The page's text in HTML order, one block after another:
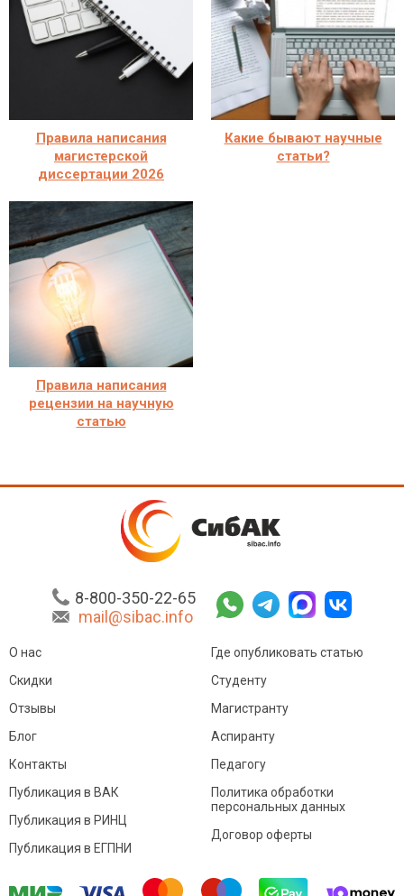
Правила написания
магистерской
диссертации 2026
Какие бывают научные
статьи?
Правила написания
рецензии на научную
статью
8-800-350-22-65
mail@sibac.info
О нас
Скидки
Отзывы
Блог
Контакты
Где опубликовать статью
Студенту
Магистранту
Аспиранту
Педагогу
Публикация в ВАК
Публикация в РИНЦ
Публикация в ЕГПНИ
Политика обработки
персональных данных
Договор оферты